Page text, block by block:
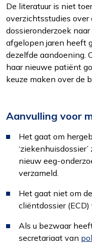
De literatuur is niet
overzichtsstudies
dossieronderzoek
afgelopen jaren heeft
dezelfde aandoening.
haar nieuwe patiënt
keuze maken over de
Aanvulling voor
Het gaat om
nieuw eeg-
verzameld.
Het gaat niet om
cliëntdossier
Als u bezwaar
secretariaat van